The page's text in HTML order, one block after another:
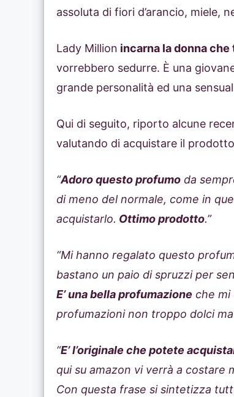
assoluta di fiori d’arancio, miele,
Lady Million incarna la donna
vorrebbero sedurre. È una
grande personalità ed una
Qui di seguito, riporto alcune
valutando di acquistare il
“Adoro questo profumo da
di meno del normale, come in
acquistarlo. Ottimo prodotto.”
“Mi hanno regalato questo
bastano un paio di spruzzi per
E’ una bella profumazione che mi
profumazioni non troppo dolci
“E’ l’originale che potete
qui su amazon vi verrà a costare
Con questa frase si sintetizza